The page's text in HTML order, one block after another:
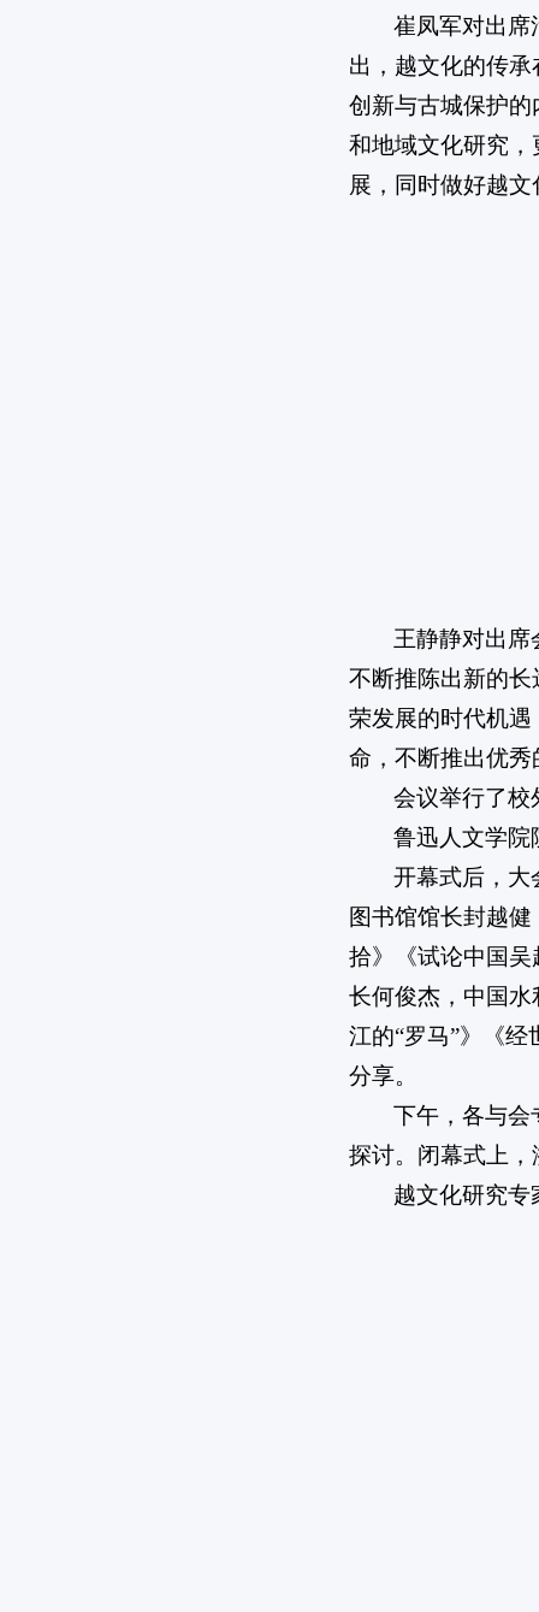
崔凤军对出席
出，越文化的传
创新与古城保护
和地域文化研究
展，同时做好越
王静静对出席
不断推陈出新的
荣发展的时代机
命，不断推出优
会议举行了校
鲁迅人文学院
开幕式后，大
图书馆馆长封越
拾》《试论中国
长何俊杰，中国
江的“罗马”》《
分享。
下午，各与会
探讨。闭幕式上
越文化研究专